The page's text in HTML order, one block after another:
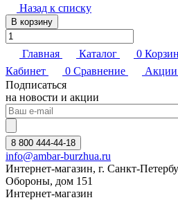
Назад к списку
В корзину
Главная Каталог 0
Кабинет
0 Сравнение Акции
Подписаться
на новости и акции
8 800 444-44-18
info@ambar-burzhua.ru
Интернет-магазин, г. Санкт-
Обороны, дом 151
Интернет-магазин